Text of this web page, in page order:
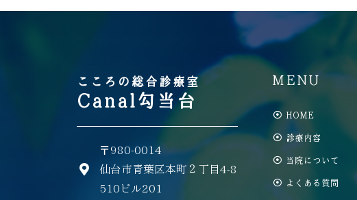
こころの総合診療室
Canal勾当台
〒980-0014
仙台市青葉区本町２丁目4-8
510ビル201
MENU
HOME
診療内容
当院について
よくある質問